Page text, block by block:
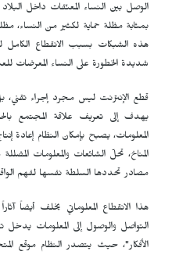
الوصل بين النساء المعنّفات داخل
بمثابة مظلة حماية لكثير من النساء،
هذه الشبكات بسبب الانقطاع
شديدة الخطورة على النساء المعرضات
قطع الإنترنت ليس مجرد إجراء
يهدف إلى تعريف علاقة المجتمع
المعلومات، يصبح بإمكان النظام إعادة
المناخ، تحلّ الشائعات والمعلومات
مصادر تحددها السلطة نفسها لفهم
هذا الانقطاع المعلوماتي يخلف أيضاً
التواصل والوصول إلى المعلومات
الأفكار"، حيث يتصدر النظام موقع